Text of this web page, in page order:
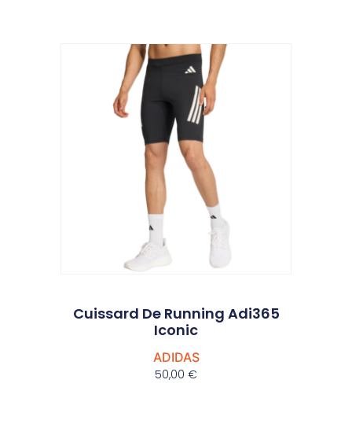
Cuissard De Running Adi365
Iconic
ADIDAS
50,00 €